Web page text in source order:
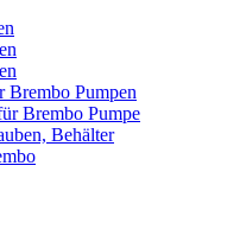
Brembo Pumpen
Brembo Pumpe
Behälter